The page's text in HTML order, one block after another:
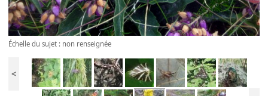
Échelle du sujet : non renseignée
<